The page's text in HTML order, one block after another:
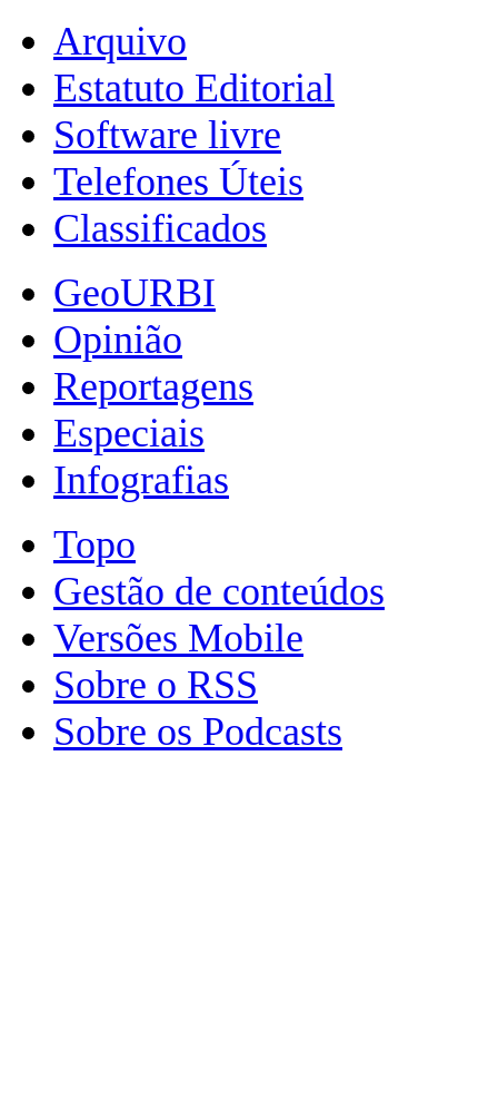
Arquivo
Estatuto Editorial
Software livre
Telefones Úteis
Classificados
GeoURBI
Opinião
Reportagens
Especiais
Infografias
Topo
Gestão de conteúdos
Versões Mobile
Sobre o RSS
Sobre os Podcasts